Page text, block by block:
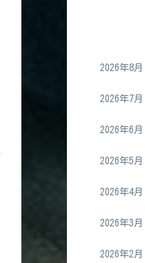
2026年8月
2026年7月
2026年6月
2026年5月
2026年4月
2026年3月
2026年2月